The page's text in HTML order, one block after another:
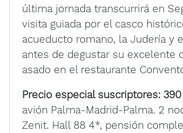
última jornada transcurrirá en
visita guiada por el casco
acueducto romano, la Judería y
antes de degustar su excelente
asado en el restaurante
Precio especial suscriptores:
avión Palma-Madrid-Palma. 2
Zenit. Hall 88 4*, pensión